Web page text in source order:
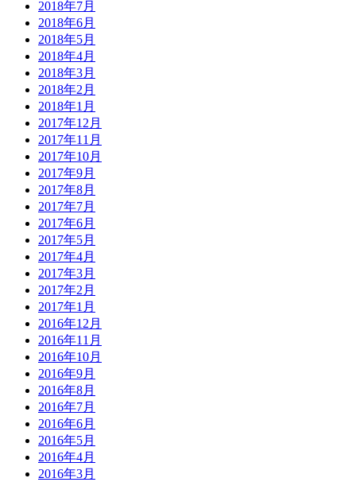
2018年7月
2018年6月
2018年5月
2018年4月
2018年3月
2018年2月
2018年1月
2017年12月
2017年11月
2017年10月
2017年9月
2017年8月
2017年7月
2017年6月
2017年5月
2017年4月
2017年3月
2017年2月
2017年1月
2016年12月
2016年11月
2016年10月
2016年9月
2016年8月
2016年7月
2016年6月
2016年5月
2016年4月
2016年3月